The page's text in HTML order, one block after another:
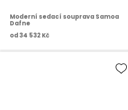
Moderní sedací souprava Samoa
Dafne
od 34 532 Kč